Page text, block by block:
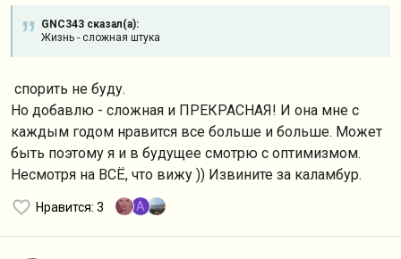
GNC343 сказал(а):
Жизнь - сложная штука
спорить не буду.
Но добавлю - сложная и ПРЕКРАСНАЯ! И она мне с
каждым годом нравится все больше и больше. Может
быть поэтому я и в будущее смотрю с оптимизмом.
Несмотря на ВСЁ, что вижу )) Извините за каламбур.
Нравится: 3 A